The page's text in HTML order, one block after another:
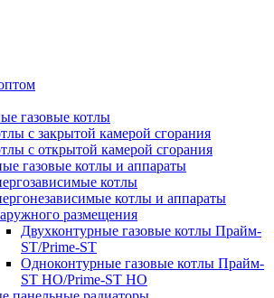
газовые котлы
с закрытой камерой сгорания
с открытой камерой сгорания
газовые котлы и аппараты
котлы
котлы и аппараты
размещения
Двухконтурные газовые котлы Прайм-
ST/Prime-ST
Одноконтурные газовые котлы Прайм-
ST HO/Prime-ST HO